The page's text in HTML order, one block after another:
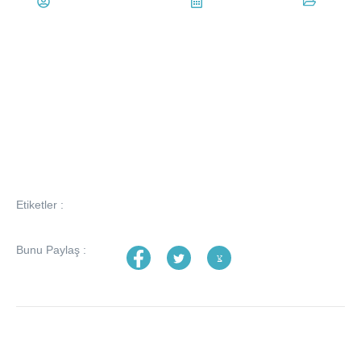
Etiketler :
Bunu Paylaş :